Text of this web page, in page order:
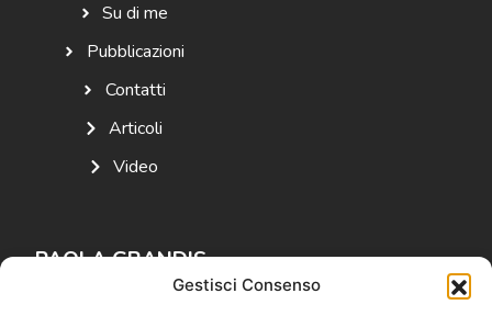
Gestisci Consenso
Su di me
Pubblicazioni
Contatti
Articoli
Video
PAOLA GRANDIS